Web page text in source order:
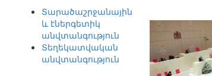
Տարածաշրջանային
և էներգետիկ
անվտանգություն
Տեղեկատվական
անվտանգություն